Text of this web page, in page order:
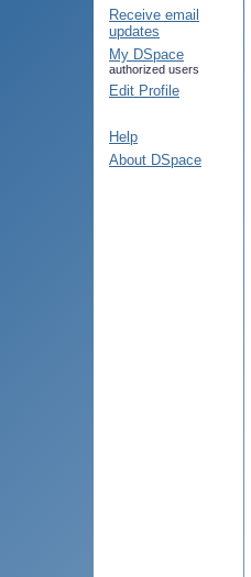
Receive email
updates
My DSpace
authorized users
Edit Profile
Help
About DSpace